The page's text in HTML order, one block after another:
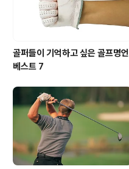
골퍼들이 기억하고 싶은 골프명언
베스트 7